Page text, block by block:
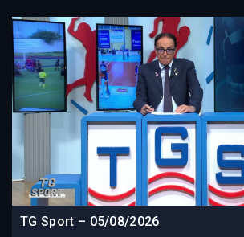
TG Sport – 05/08/2026